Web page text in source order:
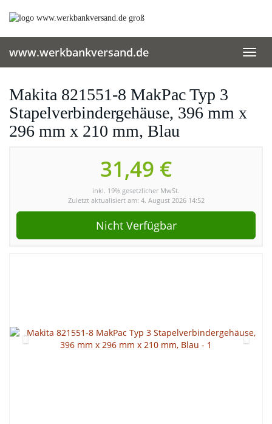
www.werkbankversand.de
Makita 821551-8 MakPac Typ 3
Stapelverbindergehäuse, 396 mm x
296 mm x 210 mm, Blau
31,49 €
inkl. 19% gesetzlicher MwSt.
Zuletzt aktualisiert am: 4. August 2026 14:52
Nicht Verfügbar